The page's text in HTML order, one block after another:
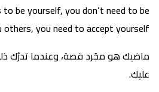
be yourself, you don’t need to be
others, you need to accept yourself
ماضيك هو مجُرد قصة، وعندما تدرُك
عليك.